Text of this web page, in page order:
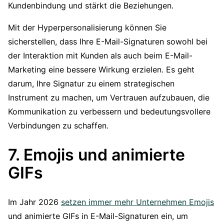
Kundenbindung und stärkt die Beziehungen.
Mit der Hyperpersonalisierung können Sie
sicherstellen, dass Ihre E-Mail-Signaturen sowohl bei
der Interaktion mit Kunden als auch beim E-Mail-
Marketing eine bessere Wirkung erzielen. Es geht
darum, Ihre Signatur zu einem strategischen
Instrument zu machen, um Vertrauen aufzubauen, die
Kommunikation zu verbessern und bedeutungsvollere
Verbindungen zu schaffen.
7. Emojis und animierte
GIFs
Im Jahr 2026 setzen immer mehr Unternehmen Emojis
und animierte GIFs in E-Mail-Signaturen ein, um